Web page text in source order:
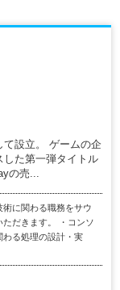
設立。 ゲームの企
した第一弾タイトル
の売...
に関わる職務をサウ
だきます。 ・コンソ
わる処理の設計・実